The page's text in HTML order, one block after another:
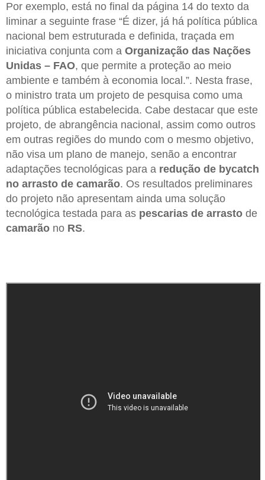
Por exemplo, está no final da página 14 do texto da
liminar a seguinte frase “É dizer, já há política pública
nacional bem estruturada e definida, traçada em
iniciativa conjunta com a Organização das Nações
Unidas – FAO, que permite a proteção ao meio
ambiente e também à economia local.”. Nesta frase,
o ministro trata um projeto de pesquisa como uma
política pública estabelecida. Cabe destacar que este
projeto, de abrangência nacional, assim como outros
em outras regiões do mundo com o mesmo objetivo,
não visa um plano de manejo, senão a encontrar
adaptações tecnológicas para a redução de bycatch
no arrasto de camarão. Os resultados preliminares
do projeto não apresentam ainda uma solução
tecnológica testada para as pescarias de arrasto de
camarão no RS.